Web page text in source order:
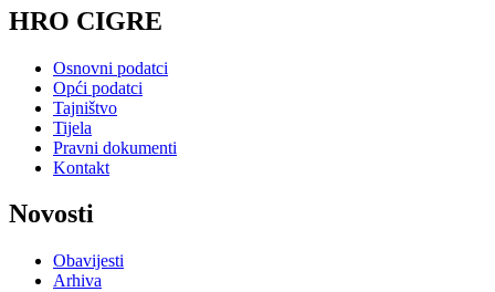
HRO CIGRE
Osnovni podatci
Opći podatci
Tajništvo
Tijela
Pravni dokumenti
Kontakt
Novosti
Obavijesti
Arhiva